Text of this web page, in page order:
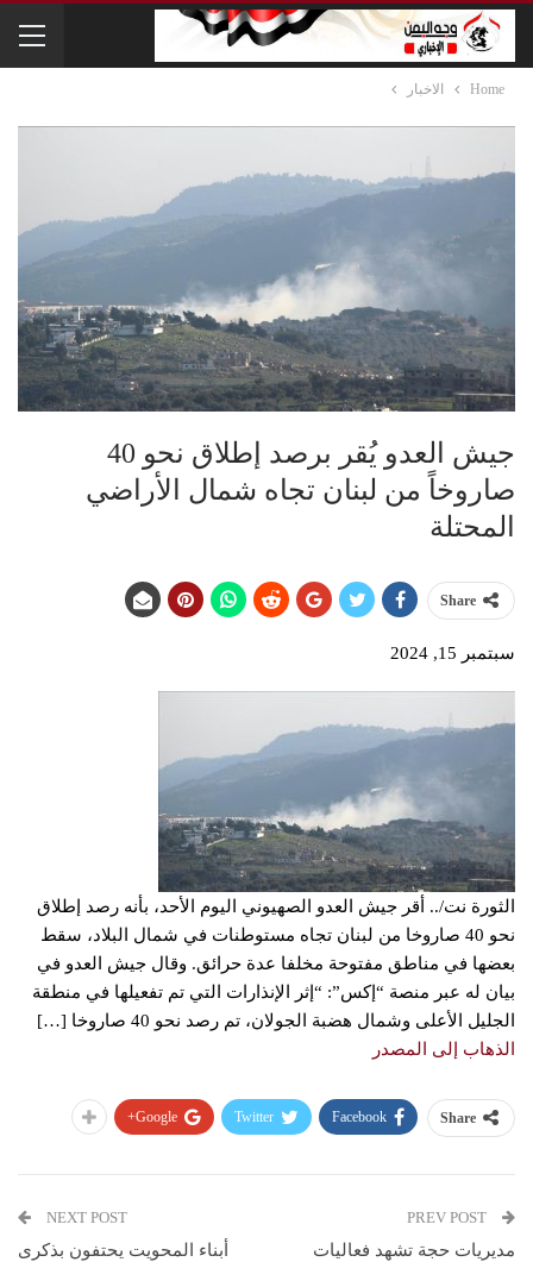
Home الاخبار
جيش العدو يُقر برصد إطلاق نحو 40
صاروخاً من لبنان تجاه شمال الأراضي
المحتلة
Share
سبتمبر 15, 2024
الثورة نت/.. أقر جيش العدو الصهيوني اليوم الأحد، بأنه رصد إطلاق
نحو 40 صاروخا من لبنان تجاه مستوطنات في شمال البلاد، سقط
بعضها في مناطق مفتوحة مخلفا عدة حرائق. وقال جيش العدو في
بيان له عبر منصة “إكس”: “إثر الإنذارات التي تم تفعيلها في منطقة
الجليل الأعلى وشمال هضبة الجولان، تم رصد نحو 40 صاروخا […]
الذهاب إلى المصدر
Share
Facebook
Twitter
Google+
مديريات حجة تشهد فعاليات
NEXT POST
أبناء المحويت يحتفون بذكرى